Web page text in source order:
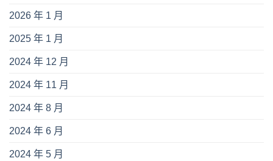
2026 年 1 月
2025 年 1 月
2024 年 12 月
2024 年 11 月
2024 年 8 月
2024 年 6 月
2024 年 5 月